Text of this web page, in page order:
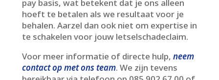
pay basis, wat betekent dat je ons alleen
hoeft te betalen als we resultaat voor je
behalen.​ Aarzel dan ook niet om expertise in
te schakelen voor jouw letselschadeclaim.​
Voor meer informatie of directe hulp, neem
contact op met ons team.​ We zijn tevens